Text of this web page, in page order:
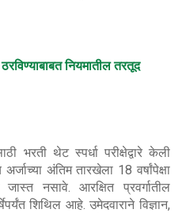
नियमातील तरतूद
भरती थेट स्पर्धा परीक्षेद्वारे केली
अंतिम तारखेला 18 वर्षांपेक्षा
नसावे. आरक्षित प्रवर्गातील
शिथिल आहे. उमेदवाराने विज्ञान,